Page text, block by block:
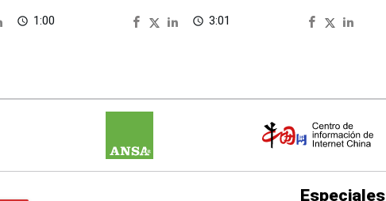
access_time 1:00 access_time 3:01
Especiales